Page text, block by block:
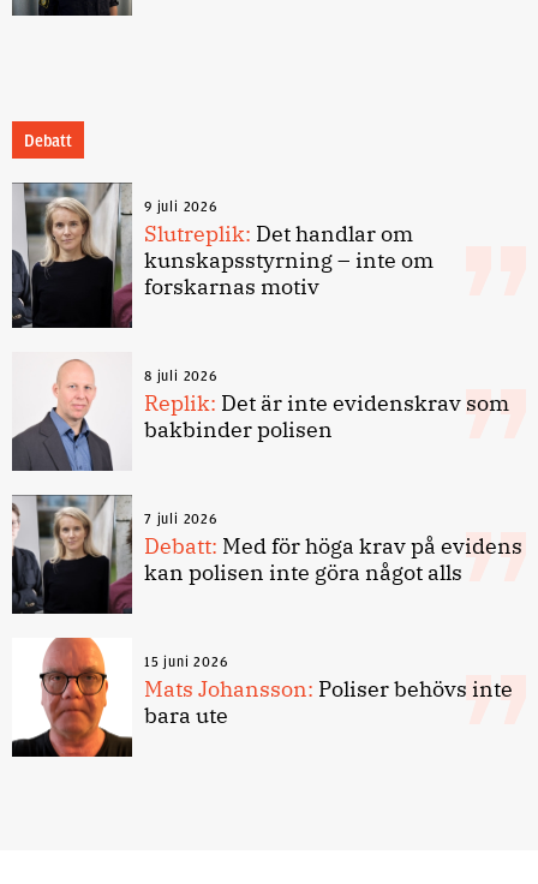
Debatt
9 juli 2026
Slutreplik: Det handlar om
kunskapsstyrning – inte om
forskarnas motiv
8 juli 2026
Replik: Det är inte evidenskrav som
bakbinder polisen
7 juli 2026
Debatt: Med för höga krav på evidens
kan polisen inte göra något alls
15 juni 2026
Mats Johansson: Poliser behövs inte
bara ute